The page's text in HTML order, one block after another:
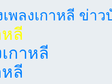
พลงเกาหลี ข่าว
ลี
กาหลี
ลี